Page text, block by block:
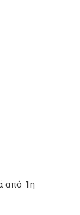
από 1η